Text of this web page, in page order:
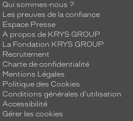
Qui sommes-nous ?
Les preuves de la confiance
Espace Presse
A propos de KRYS GROUP
La Fondation KRYS GROUP
Recrutement
Charte de confidentialité
Mentions Légales
Politique des Cookies
Conditions générales d'utilisation
Accessibilité
Gérer les cookies